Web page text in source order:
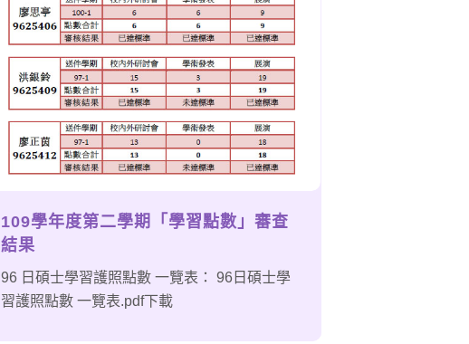
109學年度第二學期「學習點數」審查
結果
96 日碩士學習護照點數 一覽表： 96日碩士學
習護照點數 一覽表.pdf下載